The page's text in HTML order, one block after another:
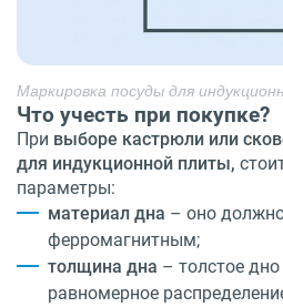
Маркировка посуды для
Что учесть при покупке?
При выборе кастрюли или
для индукционной плиты,
параметры:
материал дна – оно
ферромагнитным;
толщина дна – толстое
равномерное